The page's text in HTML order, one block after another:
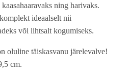
ning harivaks.
ideaalselt nii
või lihtsalt kogumiseks.
oluline täiskasvanu järelevalve!
cm.